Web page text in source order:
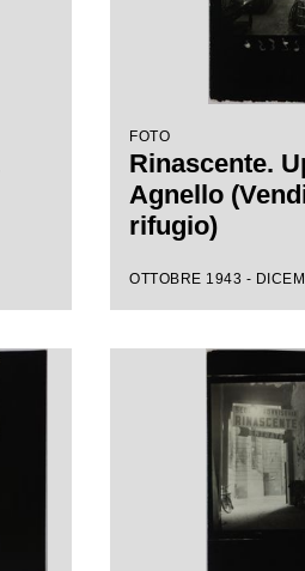
FOTO
Rinascente.
Agnello
rifugio)
OTTOBRE 1943 -